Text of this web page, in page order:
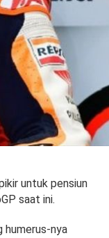
untuk pensiun
saat ini.
humerus-nya